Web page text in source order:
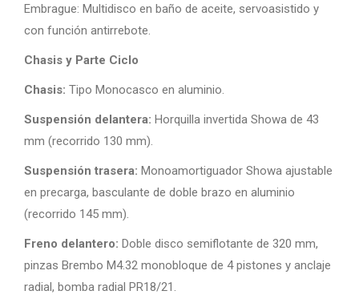
Embrague: Multidisco en baño de aceite, servoasistido y
con función antirrebote.
Chasis y Parte Ciclo
Chasis: Tipo Monocasco en aluminio.
Suspensión delantera: Horquilla invertida Showa de 43
mm (recorrido 130 mm).
Suspensión trasera: Monoamortiguador Showa ajustable
en precarga, basculante de doble brazo en aluminio
(recorrido 145 mm).
Freno delantero: Doble disco semiflotante de 320 mm,
pinzas Brembo M4.32 monobloque de 4 pistones y anclaje
radial, bomba radial PR18/21.